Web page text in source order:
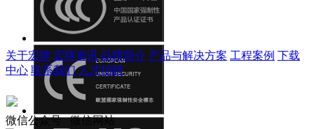
关于宏牌 宏牌资讯 品牌简介 产品与解决方案 工程案例 下载
中心 联系我们 人才招聘
微信公众号 微信网站